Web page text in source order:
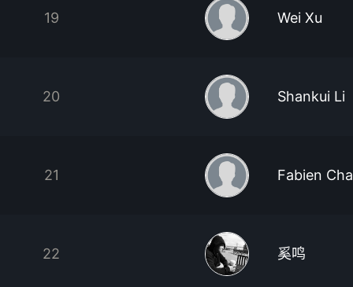
19 Wei Xu
20 Shankui Li
21 Fabien
22 奚鸣